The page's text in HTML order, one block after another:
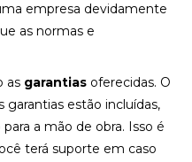
empresa devidamente
as normas e
as garantias oferecidas. O
estão incluídas,
a mão de obra. Isso é
terá suporte em caso